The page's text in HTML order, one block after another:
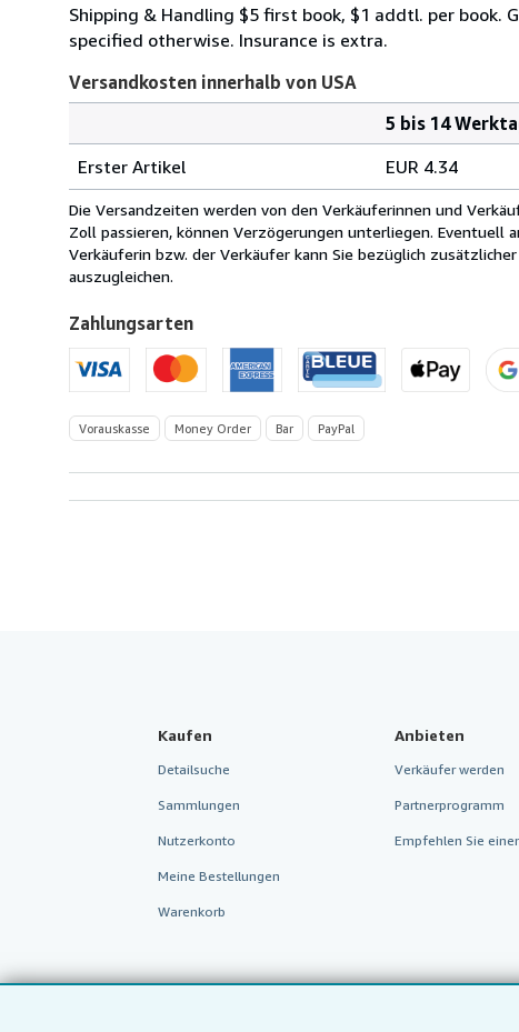
Shipping & Handling $5 first book, $1 addtl. per book.
specified otherwise. Insurance is extra.
Versandkosten innerhalb von USA
innerhalb
von
USA
5 bis 14
Erster Artikel
EUR 4.34
Die Versandzeiten werden von den Verkäuferinnen und
Zoll passieren, können Verzögerungen unterliegen. Eventuell
Verkäuferin bzw. der Verkäufer kann Sie bezüglich
auszugleichen.
Zahlungsarten
Vorauskasse Money Order Bar PayPal
Kaufen
Detailsuche
Sammlungen
Nutzerkonto
Meine Bestellungen
Warenkorb
Anbieten
Verkäufer werden
Partnerprogramm
Empfehlen Sie